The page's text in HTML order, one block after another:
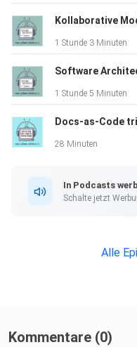
Episode
Dr. Christiane Floyd
The Leprechauns of
1 Stunde 3 Minuten
1 Stunde 5 Minuten
28 Minuten
In Podcasts
Schalte jetzt
Alle
Kommentare (0)